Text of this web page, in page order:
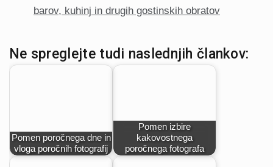
barov, kuhinj in drugih gostinskih obratov
Ne spreglejte tudi naslednjih člankov:
Pomen poročnega dne in
vloga poročnih fotografij
Pomen izbire
kakovostnega
poročnega fotografa